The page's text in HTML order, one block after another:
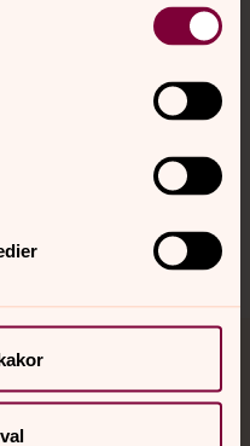
eller chatta anonymt